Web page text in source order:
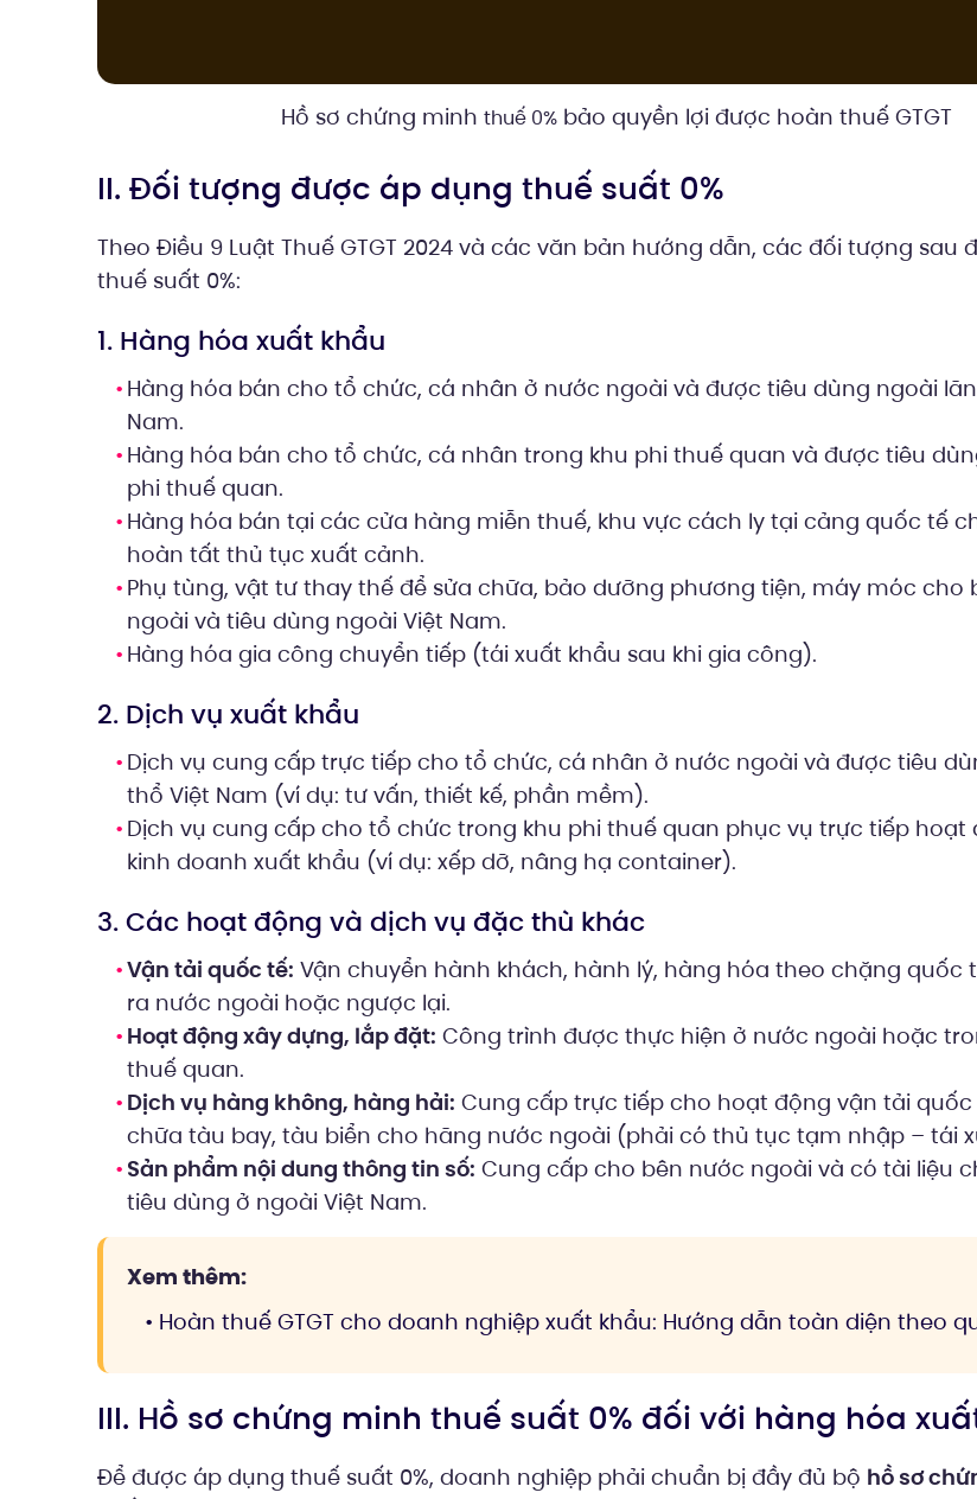
Hồ sơ chứng minh thuế 0%bảo quyền lợi được hoàn thuế GTGT
II. Đối tượng được áp dụng thuế suất 0%
Theo Điều 9 Luật Thuế GTGT 2024 và các văn bản hướng dẫn, các đối tượng sau
thuế suất 0%:
1. Hàng hóa xuất khẩu
Hàng hóa bán cho tổ chức, cá nhân ở nước ngoài và được tiêu dùng ngoài
Nam.
Hàng hóa bán cho tổ chức, cá nhân trong khu phi thuế quan và được tiêu
phi thuế quan.
Hàng hóa bán tại các cửa hàng miễn thuế, khu vực cách ly tại cảng quốc tế
hoàn tất thủ tục xuất cảnh.
Phụ tùng, vật tư thay thế để sửa chữa, bảo dưỡng phương tiện, máy móc cho
ngoài và tiêu dùng ngoài Việt Nam.
Hàng hóa gia công chuyển tiếp (tái xuất khẩu sau khi gia công).
2. Dịch vụ xuất khẩu
Dịch vụ cung cấp trực tiếp cho tổ chức, cá nhân ở nước ngoài và được tiêu
thổ Việt Nam (ví dụ: tư vấn, thiết kế, phần mềm).
Dịch vụ cung cấp cho tổ chức trong khu phi thuế quan phục vụ trực tiếp hoạt
kinh doanh xuất khẩu (ví dụ: xếp dỡ, nâng hạ container).
3. Các hoạt động và dịch vụ đặc thù khác
Vận tải quốc tế: Vận chuyển hành khách, hành lý, hàng hóa theo chặng quốc
ra nước ngoài hoặc ngược lại.
Hoạt động xây dựng, lắp đặt: Công trình được thực hiện ở nước ngoài hoặc
thuế quan.
Dịch vụ hàng không, hàng hải: Cung cấp trực tiếp cho hoạt động vận tải
chữa tàu bay, tàu biển cho hãng nước ngoài (phải có thủ tục tạm nhập – tái
Sản phẩm nội dung thông tin số: Cung cấp cho bên nước ngoài và có tài liệu
tiêu dùng ở ngoài Việt Nam.
Xem thêm:
• Hoàn thuế GTGT cho doanh nghiệp xuất khẩu: Hướng dẫn toàn diện theo
III. Hồ sơ chứng minh thuế suất 0% đối với hàng hóa
Để được áp dụng thuế suất 0%, doanh nghiệp phải chuẩn bị đầy đủ bộ hồ sơ